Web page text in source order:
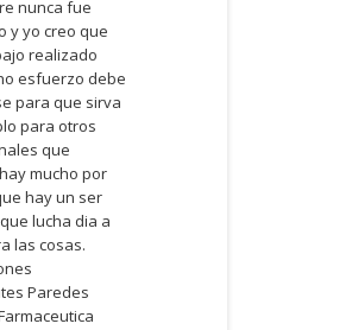
nunca fue
y yo creo que
realizado
esfuerzo debe
para que sirva
para otros
que
mucho por
hay un ser
lucha dia a
las cosas.
Paredes